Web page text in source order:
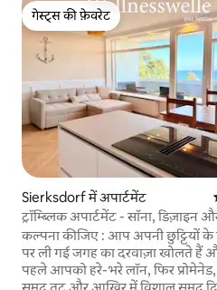
गेस्ट्स की फ़ेवरेट
गेस्ट्स की फ़ेवरेट
Sierksdorf में अपार्टमेंट
ट्रॉम्ब्लिक अपार्टमेंट - सॉना, डिज़ाइन
पंक्ति
कल्पना कीजिए : आप अपनी छुट्टियों के
पर ली गई जगह का दरवाज़ा खोलते हैं
पहले आपको हरे-भरे लॉन, फिर प्रोमेनेड,